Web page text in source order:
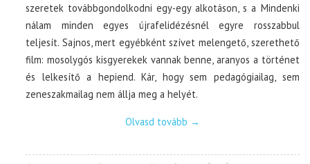
szeretek továbbgondolkodni egy-egy alkotáson, s a Mindenki
nálam minden egyes újrafelidézésnél egyre rosszabbul
teljesít. Sajnos, mert egyébként szívet melengető, szerethető
film: mosolygós kisgyerekek vannak benne, aranyos a történet
és lelkesítő a hepiend. Kár, hogy sem pedagógiailag, sem
zeneszakmailag nem állja meg a helyét.
Olvasd tovább →